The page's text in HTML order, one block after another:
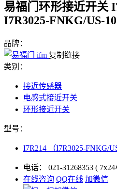
易福门环形接近开关
I7R3025-FNKG/US-
品牌：
复制链接
类别：
接近传感器
电感式接近开关
环形接近开关
型号：
I7R214 （I7R3025-FNKG/
电话： 021-31268353 (
在线咨询 QQ在线 加微信